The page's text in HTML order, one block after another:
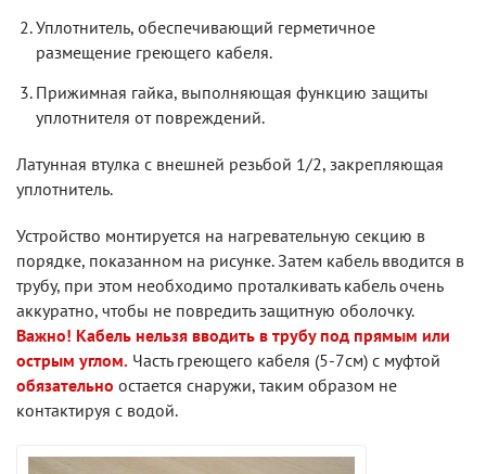
Уплотнитель, обеспечивающий герметичное
размещение греющего кабеля.
Прижимная гайка, выполняющая функцию защиты
уплотнителя от повреждений.
Латунная втулка с внешней резьбой 1/2, закрепляющая
уплотнитель.
Устройство монтируется на нагревательную секцию в
порядке, показанном на рисунке. Затем кабель вводится в
трубу, при этом необходимо проталкивать кабель очень
аккуратно, чтобы не повредить защитную оболочку.
Важно! Кабель нельзя вводить в трубу под прямым или
острым углом. Часть греющего кабеля (5-7см) с муфтой
обязательно остается снаружи, таким образом не
контактируя с водой.